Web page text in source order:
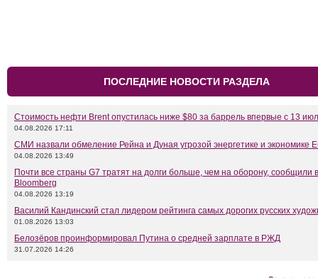
ПОСЛЕДНИЕ НОВОСТИ РАЗДЕЛА
Стоимость нефти Brent опустилась ниже $80 за баррель впервые с 13
04.08.2026 17:11
СМИ назвали обмеление Рейна и Дуная угрозой энергетике и экономике
04.08.2026 13:49
Почти все страны G7 тратят на долги больше, чем на оборону, сообщили в
Bloomberg
04.08.2026 13:19
Василий Кандинский стал лидером рейтинга самых дорогих русских
01.08.2026 13:03
Белозёров проинформировал Путина о средней зарплате в РЖД
31.07.2026 14:26